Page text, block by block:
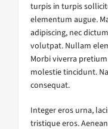
turpis in turpis
elementum augue.
adipiscing, nec
volutpat. Nullam
Morbi viverra
molestie tincidunt.
consequat.
Integer eros urna,
tristique eros.